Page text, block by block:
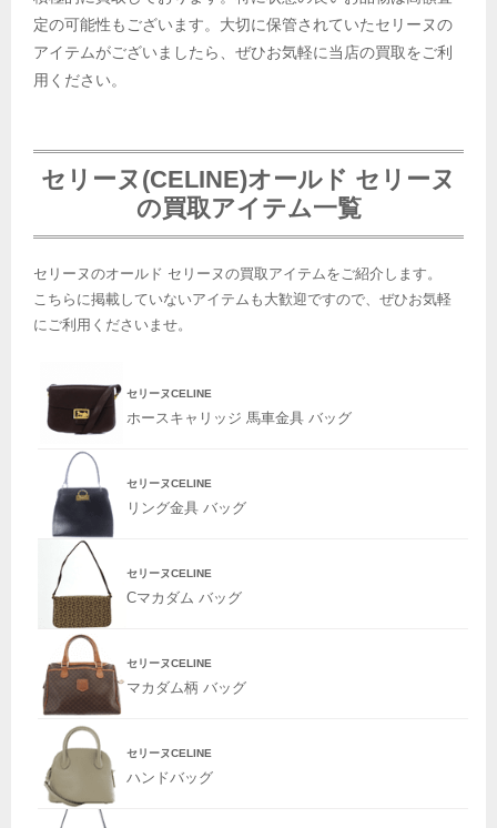
定の可能性もございます。大切に保管されていたセリーヌの
アイテムがございましたら、ぜひお気軽に当店の買取をご利
用ください。
セリーヌ(CELINE)オールド セリーヌ
の買取アイテム一覧
セリーヌのオールド セリーヌの買取アイテムをご紹介します。
こちらに掲載していないアイテムも大歓迎ですので、ぜひお気軽
にご利用くださいませ。
セリーヌCELINE
ホースキャリッジ 馬車金具 バッグ
セリーヌCELINE
リング金具 バッグ
セリーヌCELINE
Cマカダム バッグ
セリーヌCELINE
マカダム柄 バッグ
セリーヌCELINE
ハンドバッグ